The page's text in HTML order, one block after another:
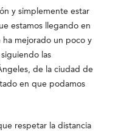
y simplemente estar
estamos llegando en
ha mejorado un poco y
las
de la ciudad de
en que podamos
respetar la distancia